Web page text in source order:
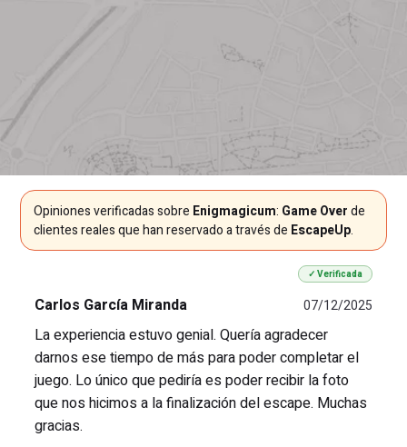
Opiniones verificadas sobre Enigmagicum: Game Overde
clientes reales que han reservado a través de EscapeUp.
✓ Verificada
Carlos García Miranda 07/12/2025
La experiencia estuvo genial. Quería agradecer
darnos ese tiempo de más para poder completar el
juego. Lo único que pediría es poder recibir la foto
que nos hicimos a la finalización del escape. Muchas
gracias.